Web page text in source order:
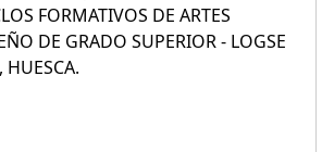
FORMATIVOS DE ARTES
DE GRADO SUPERIOR - LOGSE